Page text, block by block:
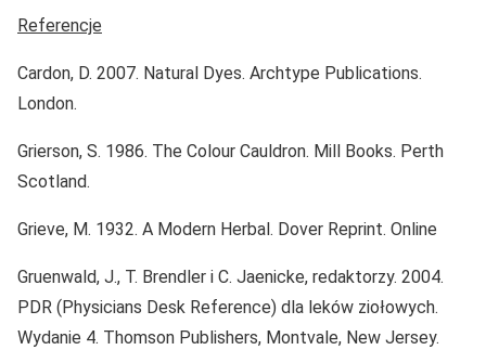
Referencje
Cardon, D. 2007. Natural Dyes. Archtype Publications.
London.
Grierson, S. 1986. The Colour Cauldron. Mill Books. Perth
Scotland.
Grieve, M. 1932. A Modern Herbal. Dover Reprint. Online
Gruenwald, J., T. Brendler i C. Jaenicke, redaktorzy. 2004.
PDR (Physicians Desk Reference) dla leków ziołowych.
Wydanie 4. Thomson Publishers, Montvale, New Jersey.